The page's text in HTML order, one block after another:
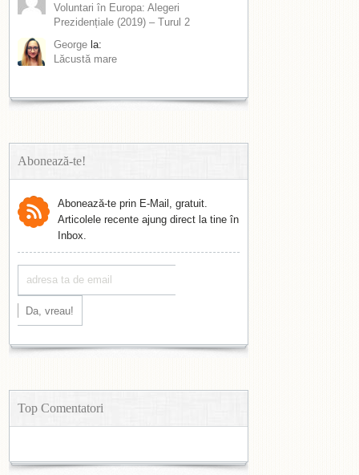
Voluntari în Europa: Alegeri
Prezidențiale (2019) – Turul 2
George la:
Lăcustă mare
Abonează-te!
Abonează-te prin E-Mail, gratuit.
Articolele recente ajung direct la tine în
Inbox.
Top Comentatori